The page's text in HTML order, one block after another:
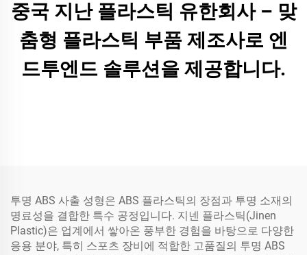
중국 지난 플라스틱 유한회사 – 맞
춤형 플라스틱 부품 제조사로 엔
드투엔드 솔루션을 제공합니다.
투명 ABS 사출 성형은 ABS 플라스틱의 장점과 투명 소재의
명료성을 결합한 특수 공정입니다. 지넨 플라스틱(Jinen
Plastic)은 업계에서 쌓아온 풍부한 경험을 바탕으로 다양한
응용 분야, 특히 스포츠 장비에 적합한 고품질의 투명 ABS